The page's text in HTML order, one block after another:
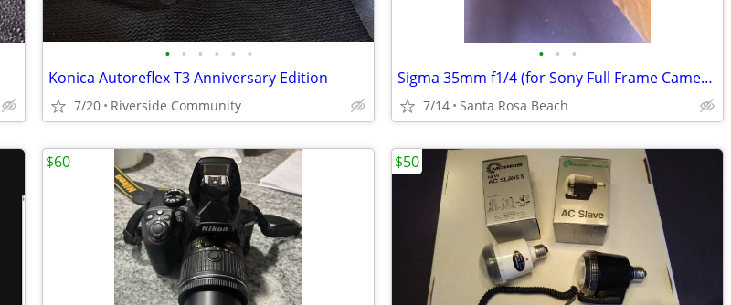
• • • • • •
Konica Autoreflex T3 Anniversary Edition
7/20 Riverside Community
• • •
Sigma 35mm f1/4 (for Sony Full Frame Cameras)
7/14 Santa Rosa Beach
$60 $50